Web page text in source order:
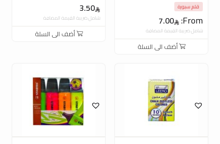
From:
7.00
قلم سبورة
شامل ضريبة القيمة المضافة
أضف الى السلة
3.50
شامل ضريبة القيمة المضافة
أضف الى السلة